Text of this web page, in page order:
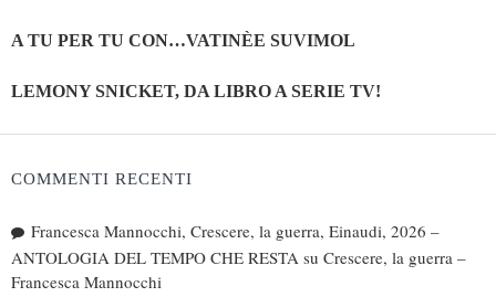
A TU PER TU CON…VATINÈE SUVIMOL
LEMONY SNICKET, DA LIBRO A SERIE TV!
COMMENTI RECENTI
Francesca Mannocchi, Crescere, la guerra, Einaudi, 2026 –
ANTOLOGIA DEL TEMPO CHE RESTA su Crescere, la guerra –
Francesca Mannocchi